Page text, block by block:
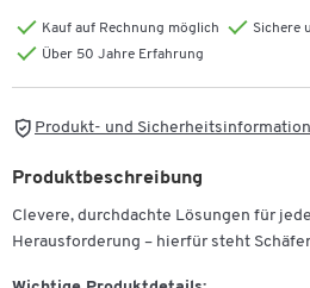
Kauf auf Rechnung möglich
Sichere
Über 50 Jahre Erfahrung
Produkt- und
Produktbeschreibung
Clevere, durchdachte Lösungen für
Herausforderung – hierfür steht